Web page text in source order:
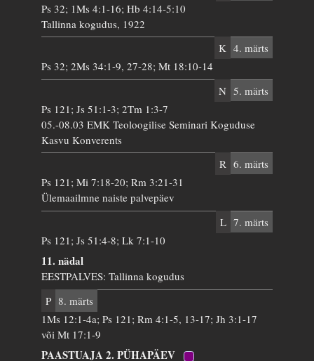
Ps 32; 1Ms 4:1-16; Hb 4:14-5:10
Tallinna kogudus, 1922
K 4. märts
Ps 32; 2Ms 34:1-9, 27-28; Mt 18:10-14
N 5. märts
Ps 121; Js 51:1-3; 2Tm 1:3-7
05.-08.03 EMK Teoloogilise Seminari Koguduse
Kasvu Konverents
R 6. märts
Ps 121; Mi 7:18-20; Rm 3:21-31
Ülemaailmne naiste palvepäev
L 7. märts
Ps 121; Js 51:4-8; Lk 7:1-10
11. nädal
EESTPALVES: Tallinna kogudus
P 8. märts
1Ms 12:1-4a; Ps 121; Rm 4:1-5, 13-17; Jh 3:1-17
või Mt 17:1-9
PAASTUAJA 2. PÜHAPÄEV